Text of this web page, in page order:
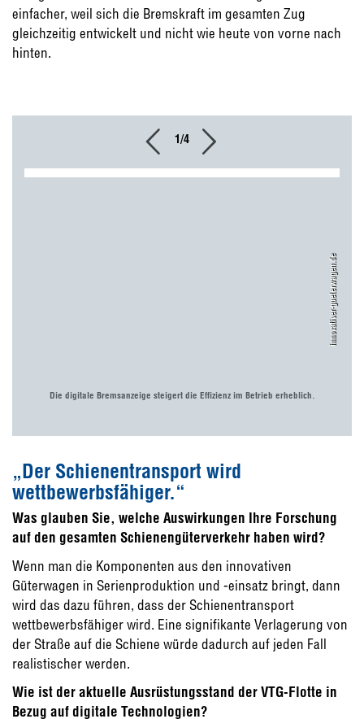
einfacher, weil sich die Bremskraft im gesamten Zug
gleichzeitig entwickelt und nicht wie heute von vorne nach
hinten.
innovativer-gueterwagen.de
Die digitale Bremsanzeige steigert die Effizienz im Betrieb erheblich.
1/4
„Der Schienentransport wird
wettbewerbsfähiger.“
Was glauben Sie, welche Auswirkungen Ihre Forschung
auf den gesamten Schienengüterverkehr haben wird?
Wenn man die Komponenten aus den innovativen
Güterwagen in Serienproduktion und -einsatz bringt, dann
wird das dazu führen, dass der Schienentransport
wettbewerbsfähiger wird. Eine signifikante Verlagerung von
der Straße auf die Schiene würde dadurch auf jeden Fall
realistischer werden.
Wie ist der aktuelle Ausrüstungsstand der VTG-Flotte in
Bezug auf digitale Technologien?